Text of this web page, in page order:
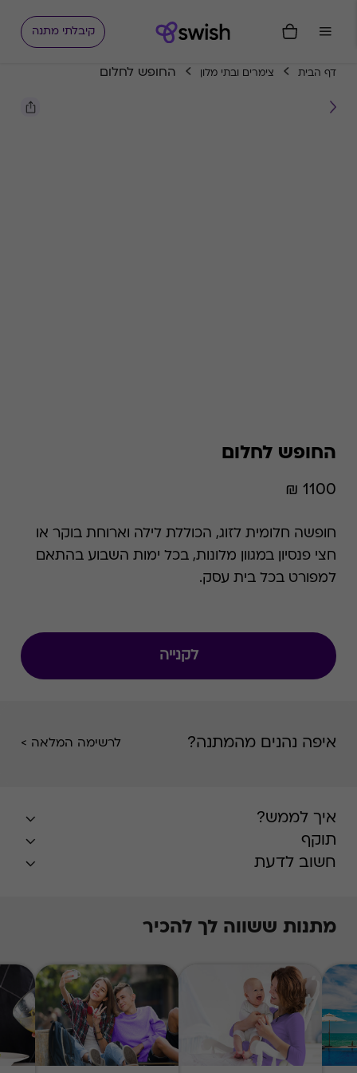
קיבלתי מתנה
דף הבית צימרים ובתי מלון החופש לחלום
החופש לחלום
1100 ₪
חופשה חלומית לזוג, הכוללת לילה וארוחת בוקר או
חצי פנסיון במגוון מלונות, בכל ימות השבוע בהתאם
למפורט בכל בית עסק.
לקנייה
איפה נהנים מהמתנה? לרשימה המלאה >
איך לממש?
תוקף
חשוב לדעת
* בעונת השיא, חודשים יולי-אוגוסט, הזמנת
האירוח על בסיס מקום פנוי במרבית המלונות,
ותידרש תוספת תשלום על פי
המפורטבאתר
התשלום עבור התוספת
מתנות ששווה לך להכיר